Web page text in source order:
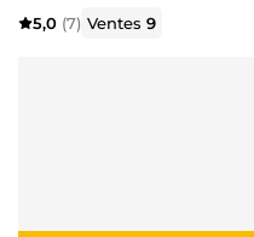
5,0 (7) Ventes9